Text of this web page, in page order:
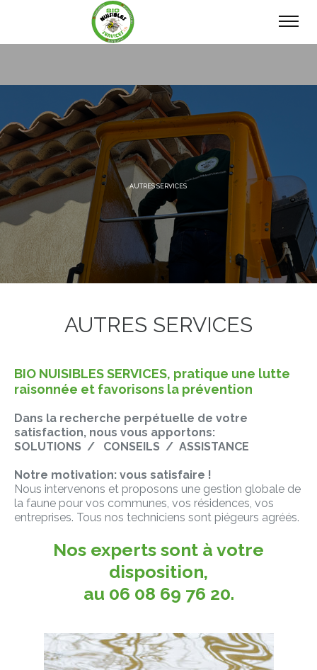
AUTRES SERVICES
BIO NUISIBLES SERVICES, pratique une lutte
raisonnée et favorisons la prévention
Dans la recherche perpétuelle de votre
satisfaction, nous vous apportons:
SOLUTIONS / CONSEILS / ASSISTANCE
Notre motivation: vous satisfaire !
Nous intervenons et proposons une gestion globale de
la faune pour vos communes, vos résidences, vos
entreprises. Tous nos techniciens sont piégeurs agréés.
Nos experts sont à votre
disposition,
au 06 08 69 76 20.